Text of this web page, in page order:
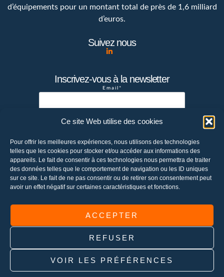
Ce site Web utilise des cookies
Pour offrir les meilleures expériences, nous utilisons des technologies
telles que les cookies pour stocker et/ou accéder aux informations des
appareils. Le fait de consentir à ces technologies nous permettra de traiter
des données telles que le comportement de navigation ou les ID uniques
sur ce site. Le fait de ne pas consentir ou de retirer son consentement peut
avoir un effet négatif sur certaines caractéristiques et fonctions.
ACCEPTER
REFUSER
VOIR LES PRÉFÉRENCES
d’équipements pour un montant total de près de 1,6 milliard
d’euros.
Suivez nous
Inscrivez-vous à la newsletter
Email*
uniquement utilisée pour vous envoyer la
newsletter de la société Chetwode. Vous
pouvez à tout moment utiliser le lien de
désabonnement intégré dans la newsletter
pour vous désabonner ou envoyer un email à
Copyright © 2026
HomeQui sommes-nous ?SolutionsRéalisationsActualitéContact